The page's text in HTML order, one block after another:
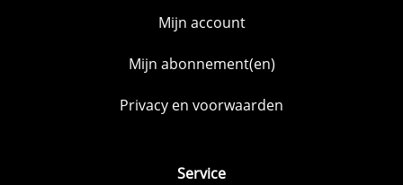
Mijn account
Mijn abonnement(en)
Privacy en voorwaarden
Service